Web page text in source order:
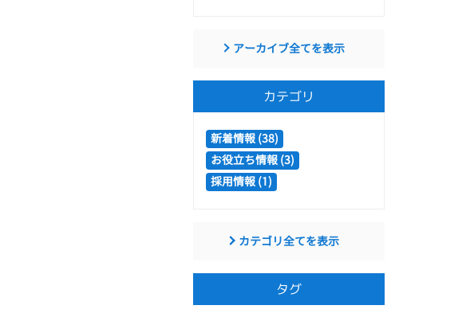
アーカイブ全てを表示
カテゴリ
新着情報 (38)
お役立ち情報 (3)
採用情報 (1)
カテゴリ全てを表示
タグ